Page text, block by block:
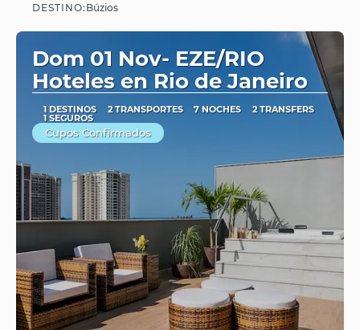
DESTINO: Búzios
Dom 01 Nov- EZE/RIO
Hoteles en Rio de Janeiro
1 DESTINOS 2 TRANSPORTES 7 NOCHES 2 TRANSFERS
1 SEGUROS
Cupos Confirmados